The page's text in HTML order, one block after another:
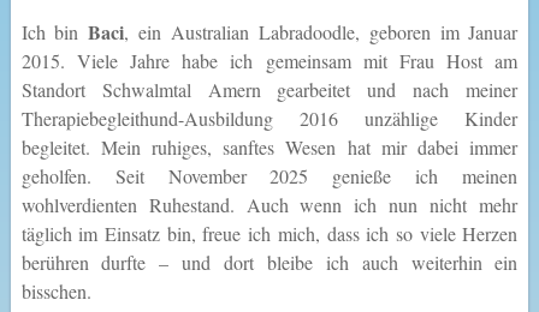
Ich binBaci, ein Australian Labradoodle, geboren im Januar
2015. Viele Jahre habe ich gemeinsam mit Frau Host am
Standort Schwalmtal Amern gearbeitet und nach meiner
Therapiebegleithund-Ausbildung 2016 unzählige Kinder
begleitet. Mein ruhiges, sanftes Wesen hat mir dabei immer
geholfen. Seit November 2025 genieße ich meinen
wohlverdienten Ruhestand. Auch wenn ich nun nicht mehr
täglich im Einsatz bin, freue ich mich, dass ich so viele Herzen
berühren durfte – und dort bleibe ich auch weiterhin ein
bisschen.